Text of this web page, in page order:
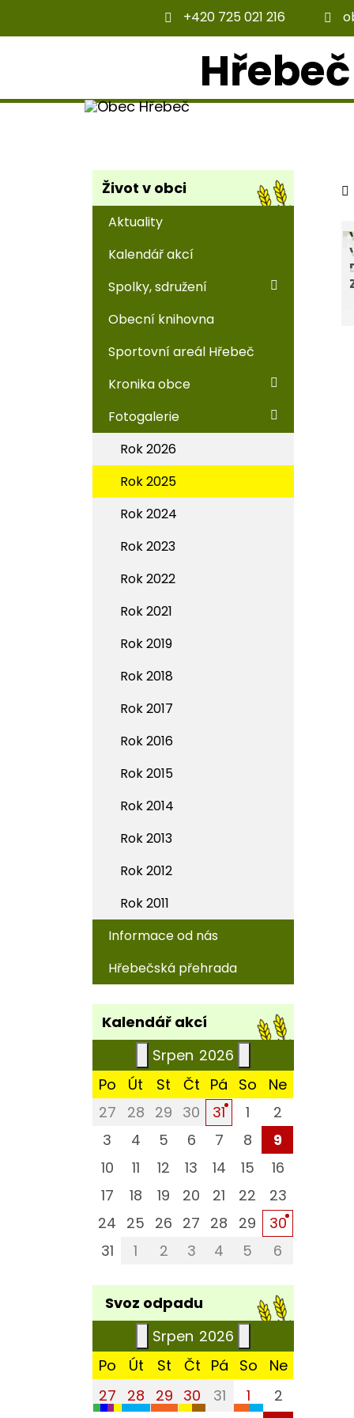
+420 725 021 216
Hřebeč
Život v obci
Aktuality
Kalendář akcí
Spolky, sdružení
Obecní knihovna
Sportovní areál Hřebeč
Kronika obce
Fotogalerie
Rok 2026
Rok 2025
Rok 2024
Rok 2023
Rok 2022
Rok 2021
Rok 2019
Rok 2018
Rok 2017
Rok 2016
Rok 2015
Rok 2014
Rok 2013
Rok 2012
Rok 2011
Informace od nás
Hřebečská přehrada
Kalendář akcí
Srpen 2026
Po
Út St Čt Pá So
Ne
27
28 29 30 31 1
2
3
4 5 6 7 8
9
10
11 12 13 14 15
16
17
18 19 20 21 22
23
24 25 26 27 28 29
30
31
1 2 3 4 5 6
Svoz odpadu
Srpen 2026
Po
Út St Čt Pá So
Ne
27
28
29 30
31
1
2